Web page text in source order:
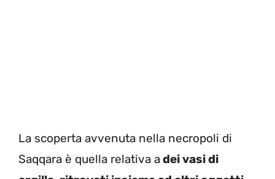
La scoperta avvenuta nella necropoli di
Saqqara è quella relativa adei vasi di